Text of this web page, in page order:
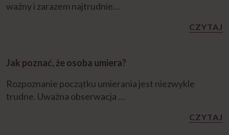
ważny i zarazem najtrudnie…
CZYTAJ
Jak poznać, że osoba umiera?
Rozpoznanie początku umierania jest niezwykle
trudne. Uważna obserwacja …
CZYTAJ